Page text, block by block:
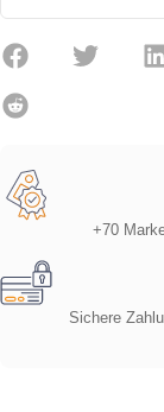
+70
Sichere